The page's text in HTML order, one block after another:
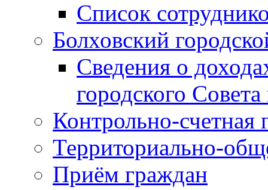
Список
Болховский
Сведения о
городского
Контрольно-счетная
Территориально-
Приём граждан